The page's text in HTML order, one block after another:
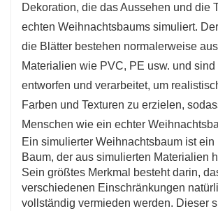
1. Wiederverwendbar: Unsere
den mehrjährigen Gebrauch
können zu jeder Weihnachtszeit
abgebaut und wieder aufgebaut
Sie die Kosten und den Aufwand
den Kauf eines neuen Baums
Dekoration, die das Aussehen und die
echten Weihnachtsbaums simuliert.
die Blätter bestehen normalerweise
Materialien wie PVC, PE usw. und sind
entworfen und verarbeitet, um
Farben und Texturen zu erzielen,
Menschen wie ein echter
Ein simulierter Weihnachtsbaum ist ein
Baum, der aus simulierten Materialien
Sein größtes Merkmal besteht darin,
verschiedenen Einschränkungen
vollständig vermieden werden. Dieser